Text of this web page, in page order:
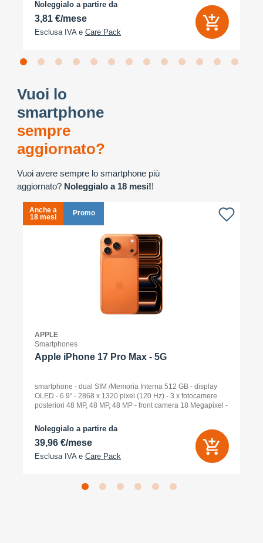
Noleggialo a partire da
3,81 €/mese
Esclusa IVA e Care Pack
Vuoi lo
smartphone
sempre
aggiornato?
Vuoi avere sempre lo smartphone più
aggiornato? Noleggialo a 18 mesi!!
Anche a
18 mesi
Promo
APPLE
Smartphones
Apple iPhone 17 Pro Max - 5G
smartphone - dual SIM /Memoria Interna 512 GB - display
OLED - 6.9" - 2868 x 1320 pixel (120 Hz) - 3 x fotocamere
posteriori 48 MP, 48 MP, 48 MP - front camera 18 Megapixel -
Noleggialo a partire da
39,96 €/mese
Esclusa IVA e Care Pack